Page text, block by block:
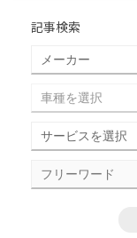
記事検索